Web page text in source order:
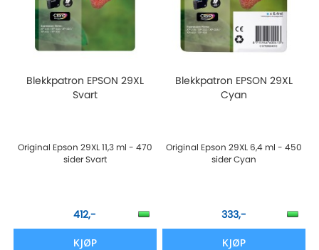
Blekkpatron EPSON 29XL
Svart
Original Epson 29XL 11,3 ml - 470
sider Svart
412,-
KJØP
Blekkpatron EPSON 29XL
Cyan
Original Epson 29XL 6,4 ml - 450
sider Cyan
333,-
KJØP